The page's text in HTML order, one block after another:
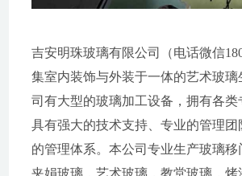
吉安明珠玻璃有限公司（电话微信
集室内装饰与外装于一体的艺术玻璃
司有大型的玻璃加工设备，拥有各类
具有强大的技术支持、专业的管理
的管理体系。本公司专业生产玻璃移
夹娟玻璃，艺术玻璃，教堂玻璃，烤